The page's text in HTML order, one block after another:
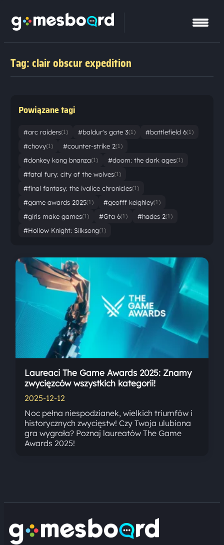
Tag: clair obscur expedition
Powiązane tagi
#arc raiders(1) #baldur's gate 3(1) #battlefield 6(1)
#chovy(1) #counter-strike 2(1)
#donkey kong bnanza(1) #doom: the dark ages(1)
#fatal fury: city of the wolves(1)
#final fantasy: the ivalice chronicles(1)
#game awards 2025(1) #geofff keighley(1)
#girls make games(1) #Gta 6(1) #hades 2(1)
#Hollow Knight: Silksong(1)
Laureaci The Game Awards 2025: Znamy
zwycięzców wszystkich kategorii!
2025-12-12
Noc pełna niespodzianek, wielkich triumfów i
historycznych zwycięstw! Czy Twoja ulubiona
gra wygrała? Poznaj laureatów The Game
Awards 2025!